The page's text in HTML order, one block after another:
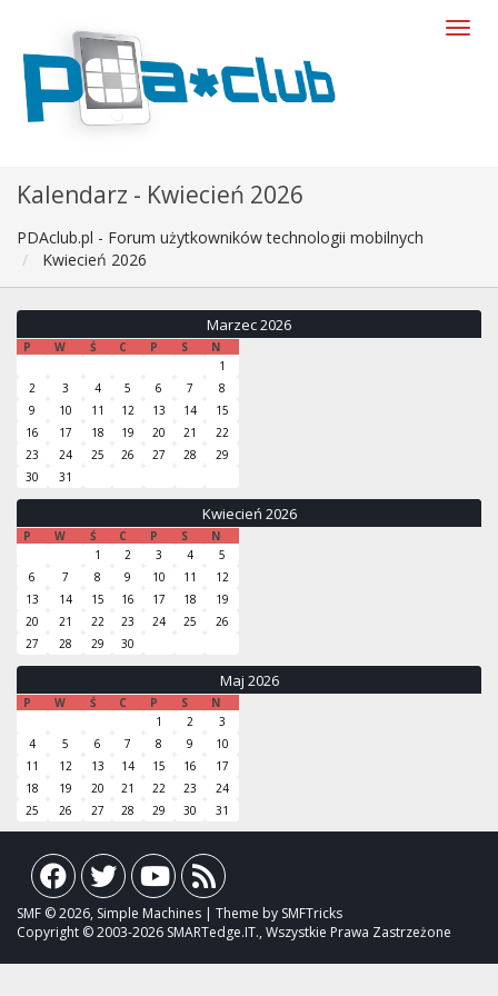
Kalendarz - Kwiecień 2026
PDAclub.pl - Forum użytkowników technologii mobilnych
Kwiecień 2026
Marzec 2026
P W Ś C P S
N
1
2
3 4 5 6 7
8
9
10 11 12 13 14
15
16
17 18 19 20 21
22
23
24 25 26 27 28
29
30
31
Kwiecień 2026
P W Ś C P S
N
1
2 3 4
5
6
7 8 9 10 11
12
13
14 15 16 17 18
19
20
21 22 23 24 25
26
27
28 29 30
Maj 2026
P W Ś C P S
N
1
2
3
4
5 6 7 8 9
10
11
12 13 14 15 16
17
18
19 20 21 22 23
24
25
26 27 28 29 30 31
SMF © 2026, Simple Machines | Theme by SMFTricks
Copyright © 2003-2026 SMARTedge.IT., Wszystkie Prawa Zastrzeżone